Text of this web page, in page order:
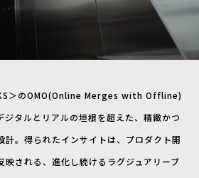
＞のOMO(Online Merges with Offline)
ジタルとリアルの垣根を超えた、精緻かつ
計。得られたインサイトは、プロダクト開
映される、進化し続けるラグジュアリーブ